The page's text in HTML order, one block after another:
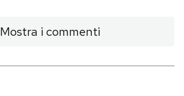
Mostra i commenti